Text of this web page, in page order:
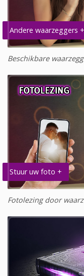
Andere waarzeggers +
Beschikbare
Stuur uw foto +
Fotolezing door